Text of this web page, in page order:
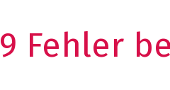
9 Fehler